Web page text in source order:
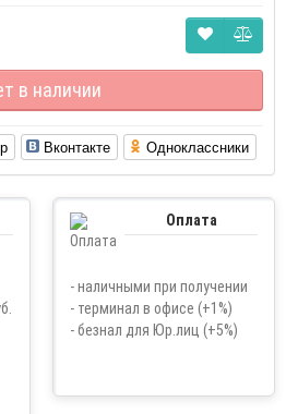
в наличии
Вконтакте Одноклассники
Оплата
- наличными при получении
- терминал в офисе (+1%)
- безнал для Юр.лиц (+5%)